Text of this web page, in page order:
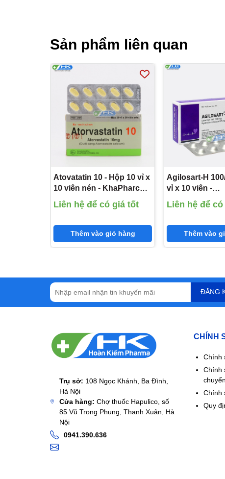
Sản phẩm liên quan
Atovatatin 10 - Hộp 10 vỉ x
10 viên nén - KhaPharco
Pharm(Atorvastatin 10mg)
Liên hệ để có giá tốt
Thêm vào giỏ hàng
Agilosart-H
vỉ x 10 viên -
kali 100mg;
Liên hệ để
Thêm vào
ĐĂNG
Trụ sở: 108 Ngọc Khánh, Ba Đình,
Hà Nội
Cửa hàng: Chợ thuốc Hapulico, số
85 Vũ Trọng Phụng, Thanh Xuân, Hà
Nội
0941.390.636
CHÍNH
Chính
Chính
chuyển
Chính
Quy